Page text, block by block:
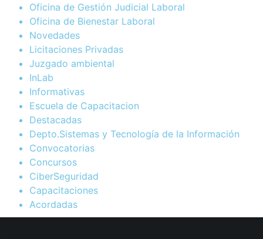
Oficina de Gestión Judicial Laboral
Oficina de Bienestar Laboral
Novedades
Licitaciones Privadas
Juzgado ambiental
InLab
Informativas
Escuela de Capacitacion
Destacadas
Depto.Sistemas y Tecnología de la Información
Convocatorias
Concursos
CiberSeguridad
Capacitaciones
Acordadas